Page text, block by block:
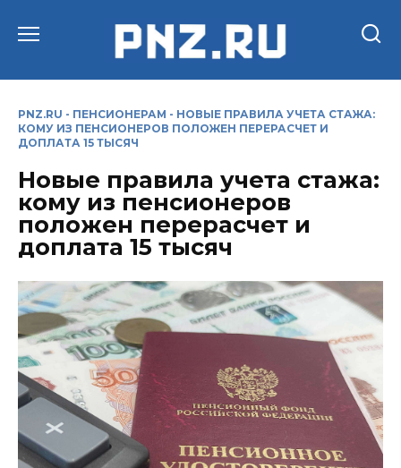
PNZ.RU - ПЕНСИОНЕРАМ - НОВЫЕ ПРАВИЛА УЧЕТА СТАЖА:
КОМУ ИЗ ПЕНСИОНЕРОВ ПОЛОЖЕН ПЕРЕРАСЧЕТ И
ДОПЛАТА 15 ТЫСЯЧ
Новые правила учета стажа:
кому из пенсионеров
положен перерасчет и
доплата 15 тысяч